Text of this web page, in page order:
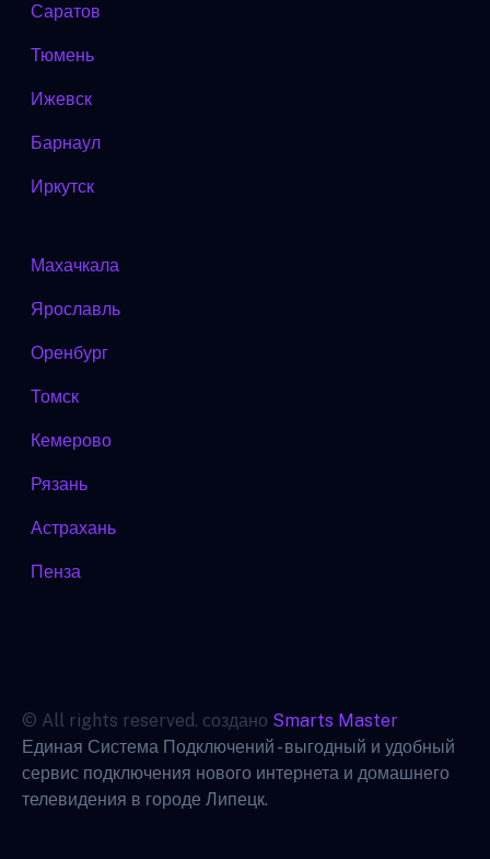
Саратов
Тюмень
Ижевск
Барнаул
Иркутск
Махачкала
Ярославль
Оренбург
Томск
Кемерово
Рязань
Астрахань
Пенза
© All rights reserved. создано Smarts Master
Единая Система Подключений - выгодный и удобный
сервис подключения нового интернета и домашнего
телевидения в городе Липецк.